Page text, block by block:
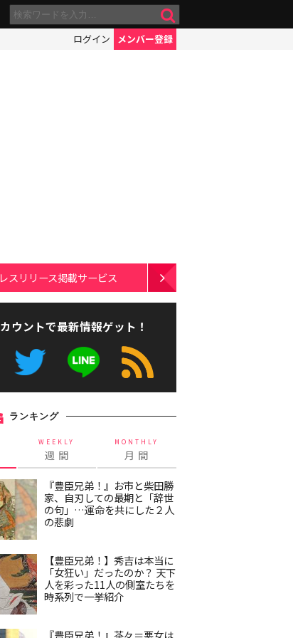
ログイン メンバー登録
スリリース掲載サービス
ウントで最新情報ゲット！
ランキング
WEEKLY
週 間
MONTHLY
月 間
『豊臣兄弟！』お市と柴田勝
家、自刃しての最期と「辞世
の句」…運命を共にした２人
の悲劇
【豊臣兄弟！】秀吉は本当に
「女狂い」だったのか？ 天下
人を彩った11人の側室たちを
時系列で一挙紹介
『豊臣兄弟！』茶々＝悪女は